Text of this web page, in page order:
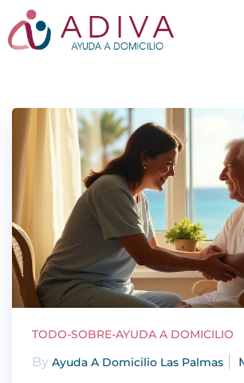
TODO-SOBRE-AYUDA A DOMICILIO
By Ayuda A Domicilio Las Palmas